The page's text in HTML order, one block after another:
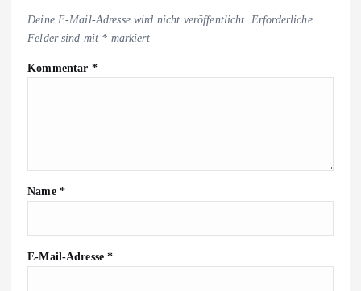
Deine E-Mail-Adresse wird nicht veröffentlicht.
Erforderliche
Felder sind mit * markiert
Kommentar *
Name *
E-Mail-Adresse*